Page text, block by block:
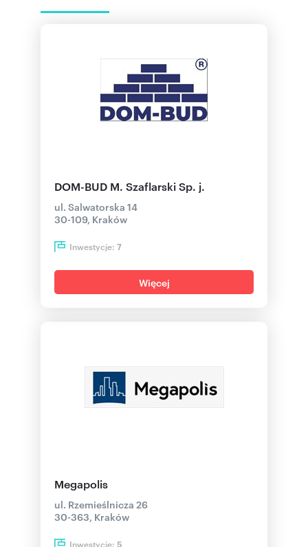
DOM-BUD M. Szaflarski Sp. j.
ul. Salwatorska 14
30-109, Kraków
Inwestycje: 7
Więcej
Megapolis
ul. Rzemieślnicza 26
30-363, Kraków
Inwestycje: 5